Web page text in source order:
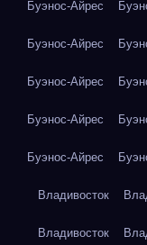
Буэнос-Айрес
Буэнос-Айрес
Буэнос-Айрес
Буэнос-Айрес
Буэнос-Айрес
Владивосток
Владивосток